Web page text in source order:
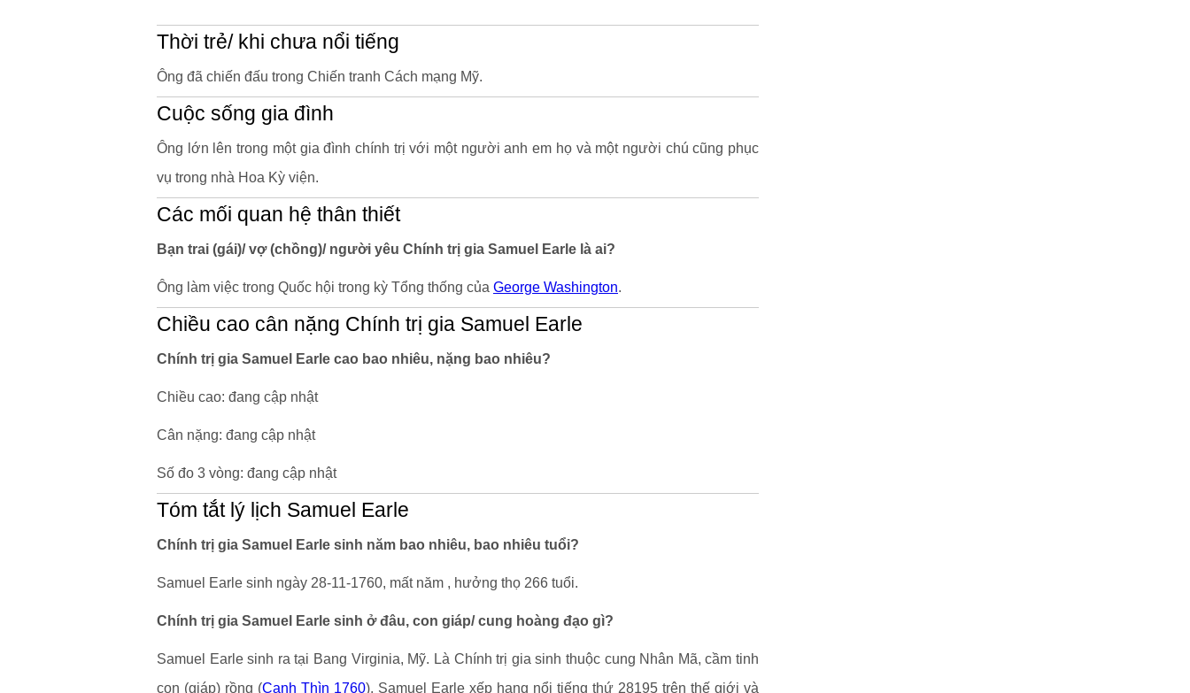
Thời trẻ/ khi chưa nổi tiếng
Ông đã chiến đấu trong Chiến tranh Cách mạng Mỹ.
Cuộc sống gia đình
Ông lớn lên trong một gia đình chính trị với một người anh em họ và một người chú cũng phục
vụ trong nhà Hoa Kỳ viện.
Các mối quan hệ thân thiết
Bạn trai (gái)/ vợ (chồng)/ người yêu Chính trị gia Samuel Earle là ai?
Ông làm việc trong Quốc hội trong kỳ Tổng thống của George Washington.
Chiều cao cân nặng Chính trị gia Samuel Earle
Chính trị gia Samuel Earle cao bao nhiêu, nặng bao nhiêu?
Chiều cao: đang cập nhật
Cân nặng: đang cập nhật
Số đo 3 vòng: đang cập nhật
Tóm tắt lý lịch Samuel Earle
Chính trị gia Samuel Earle sinh năm bao nhiêu, bao nhiêu tuổi?
Samuel Earle sinh ngày 28-11-1760, mất năm , hưởng thọ 266 tuổi.
Chính trị gia Samuel Earle sinh ở đâu, con giáp/ cung hoàng đạo gì?
Samuel Earle sinh ra tại Bang Virginia, Mỹ. Là Chính trị gia sinh thuộc cung Nhân Mã, cầm tinh
con (giáp) rồng (Canh Thìn 1760). Samuel Earle xếp hạng nổi tiếng thứ 28195 trên thế giới và